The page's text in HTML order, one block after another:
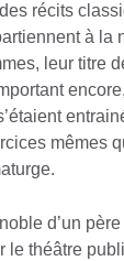
récits
à
leur titre
mêmes
d’un
le théâtre